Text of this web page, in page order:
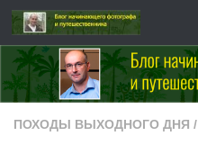
Перейти к содержимому
ПОХОДЫ ВЫХОДНОГО ДНЯ /